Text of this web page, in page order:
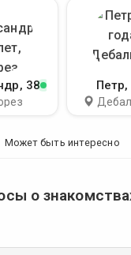
, 38 Петр,
Может быть интересно
о